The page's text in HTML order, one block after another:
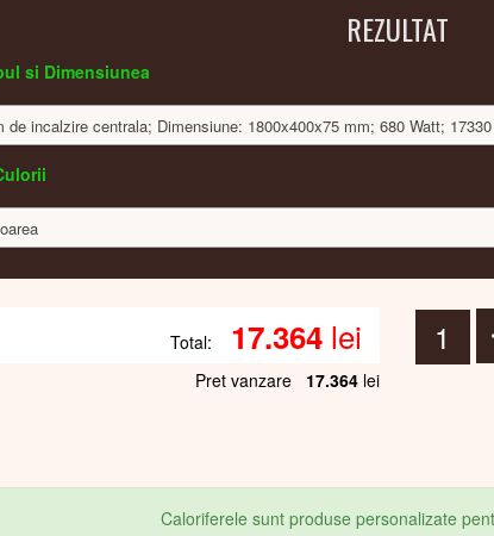
REZULTAT
si Dimensiunea
de incalzire centrala; Dimensiune: 1800x400x75 mm; 680 Watt;
Total: 17.364lei
Pret vanzare 17.364lei
Caloriferele sunt produse personalizate